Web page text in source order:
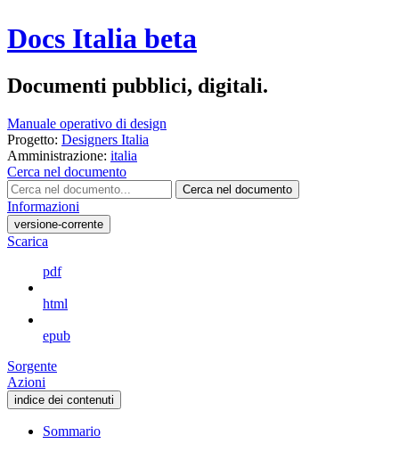
Docs Italia beta
Documenti pubblici, digitali.
Manuale operativo di design
Progetto: Designers Italia
Amministrazione: italia
Cerca nel documento
Cerca nel documento
Informazioni
versione-corrente
Scarica
pdf
html
epub
Sorgente
Azioni
indice dei contenuti
Sommario